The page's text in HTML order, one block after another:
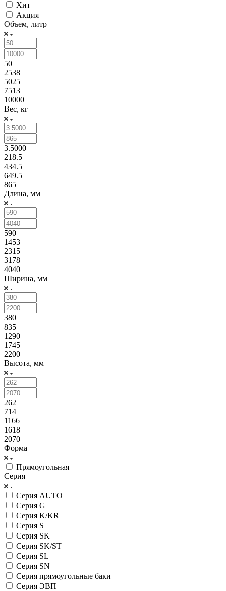
Хит
Акция
Объем, литр
50
2538
5025
7513
10000
Вес, кг
3.5000
218.5
434.5
649.5
865
Длина, мм
590
1453
2315
3178
4040
Ширина, мм
380
835
1290
1745
2200
Высота, мм
262
714
1166
1618
2070
Форма
Прямоугольная
Серия
Серия AUTO
Серия G
Серия K/KR
Серия S
Серия SK
Серия SK/ST
Серия SL
Серия SN
Серия прямоугольные баки
Серия ЭВП